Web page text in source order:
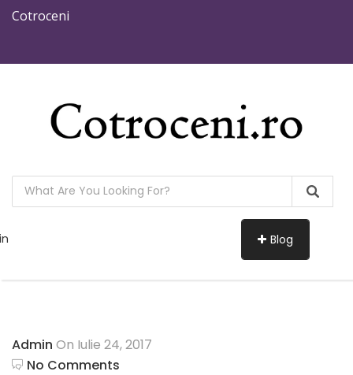
Cotroceni
Blog
Admin On Iulie 24, 2017
No Comments